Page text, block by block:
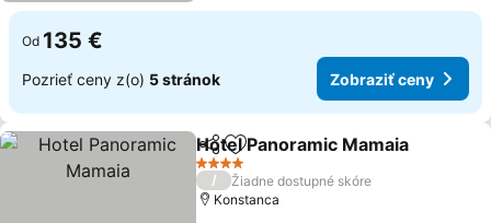
Od 135 €
Pozrieť ceny z(o) 5 stránok Zobraziť ceny
ZdieľaťPridať do obľúbených
Hotel Panoramic Mamaia
4 Počet hviezdičiek
/
Žiadne dostupné skóre
Konstanca